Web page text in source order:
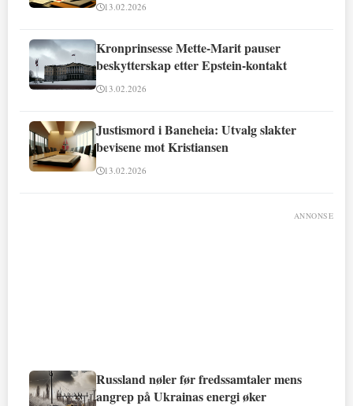
13.02.2026
Kronprinsesse Mette-Marit pauser
beskytterskap etter Epstein-kontakt
13.02.2026
Justismord i Baneheia: Utvalg slakter
bevisene mot Kristiansen
13.02.2026
ANNONSE
Russland nøler før fredssamtaler mens
angrep på Ukrainas energi øker